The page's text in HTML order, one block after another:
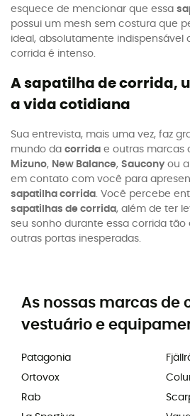
esquece de mencionar que essa
possui um mesh sem costura que
ideal, absolutamente indispensável
corrida é intenso.
A sapatilha de corrida,
a vida cotidiana
Sua entrevista, mais uma vez, faz
mundo da corrida e outras marcas
Mizuno, New Balance, Sauconyou
em contato com você para
sapatilha corrida. Você percebe
sapatilhas de corrida, além de ter
seu sonho durante essa corrida tão
outras portas inesperadas.
As nossas marcas de
vestuário e
Patagonia
Ortovox
Rab